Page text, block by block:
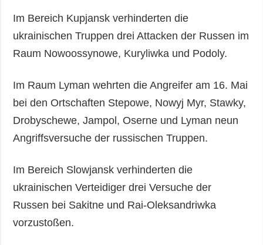
Im Bereich Kupjansk verhinderten die
ukrainischen Truppen drei Attacken der Russen im
Raum Nowoossynowe, Kuryliwka und Podoly.
Im Raum Lyman wehrten die Angreifer am 16. Mai
bei den Ortschaften Stepowe, Nowyj Myr, Stawky,
Drobyschewe, Jampol, Oserne und Lyman neun
Angriffsversuche der russischen Truppen.
Im Bereich Slowjansk verhinderten die
ukrainischen Verteidiger drei Versuche der
Russen bei Sakitne und Rai-Oleksandriwka
vorzustoßen.